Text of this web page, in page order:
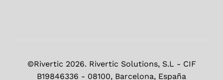
©Rivertic 2026. Rivertic Solutions, S.L - CIF
B19846336 - 08100, Barcelona, España